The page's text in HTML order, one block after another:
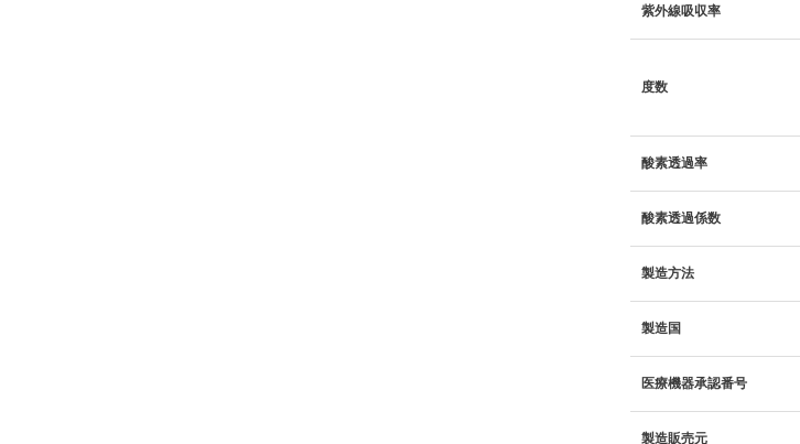
紫外線吸収率
度数
酸素透過率
酸素透過係数
製造方法
製造国
医療機器承認番号
製造販売元